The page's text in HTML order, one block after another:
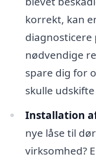
korrekt, kan
nødvendige
spare dig for
skulle
Installation
nye låse til
virksomhed?